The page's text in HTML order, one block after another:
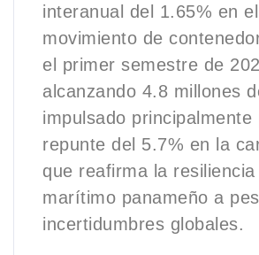
interanual del 1.65% en el
movimiento de
el primer semestre de
alcanzando 4.8 millones
impulsado principalmente
repunte del 5.7% en la
que reafirma la
marítimo panameño a
incertidumbres globales.